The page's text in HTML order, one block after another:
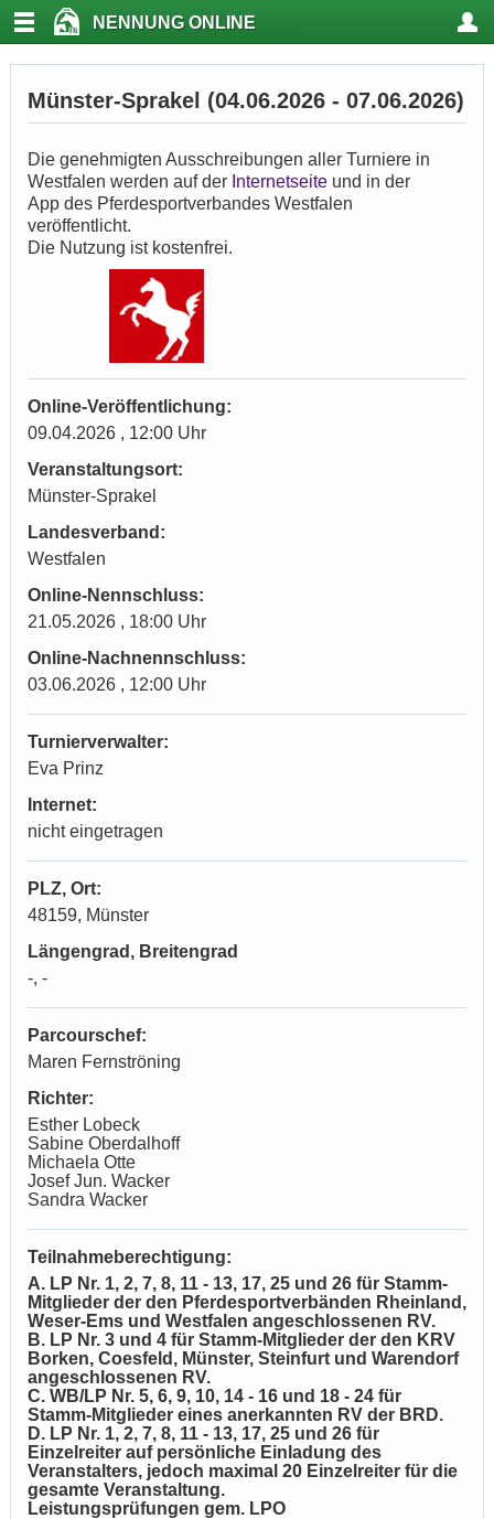
NENNUNG ONLINE
Münster-Sprakel (04.06.2026 - 07.06.2026)
Die genehmigten Ausschreibungen aller Turniere in
Westfalen werden auf der Internetseite und in der
App des Pferdesportverbandes Westfalen
veröffentlicht.
Die Nutzung ist kostenfrei.
Online-Veröffentlichung:
09.04.2026 , 12:00 Uhr
Veranstaltungsort:
Münster-Sprakel
Landesverband:
Westfalen
Online-Nennschluss:
21.05.2026 , 18:00 Uhr
Online-Nachnennschluss:
03.06.2026 , 12:00 Uhr
Turnierverwalter:
Eva Prinz
Internet:
nicht eingetragen
PLZ, Ort:
48159, Münster
Längengrad, Breitengrad
-, -
Parcourschef:
Maren Fernströning
Richter:
Esther Lobeck
Sabine Oberdalhoff
Michaela Otte
Josef Jun. Wacker
Sandra Wacker
Teilnahmeberechtigung:
A. LP Nr. 1, 2, 7, 8, 11 - 13, 17, 25 und 26 für Stamm-
Mitglieder der den Pferdesportverbänden Rheinland,
Weser-Ems und Westfalen angeschlossenen RV.
B. LP Nr. 3 und 4 für Stamm-Mitglieder der den KRV
Borken, Coesfeld, Münster, Steinfurt und Warendorf
angeschlossenen RV.
C. WB/LP Nr. 5, 6, 9, 10, 14 - 16 und 18 - 24 für
Stamm-Mitglieder eines anerkannten RV der BRD.
D. LP Nr. 1, 2, 7, 8, 11 - 13, 17, 25 und 26 für
Einzelreiter auf persönliche Einladung des
Veranstalters, jedoch maximal 20 Einzelreiter für die
gesamte Veranstaltung.
Leistungsprüfungen gem. LPO